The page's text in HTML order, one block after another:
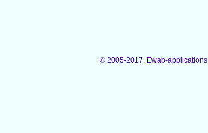
© 2005-2017, Ewab-applications